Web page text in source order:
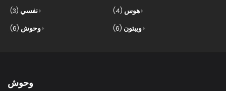
نفسي (3) هوس (4)
وحوش (6) ويبتون (6)
وحوش